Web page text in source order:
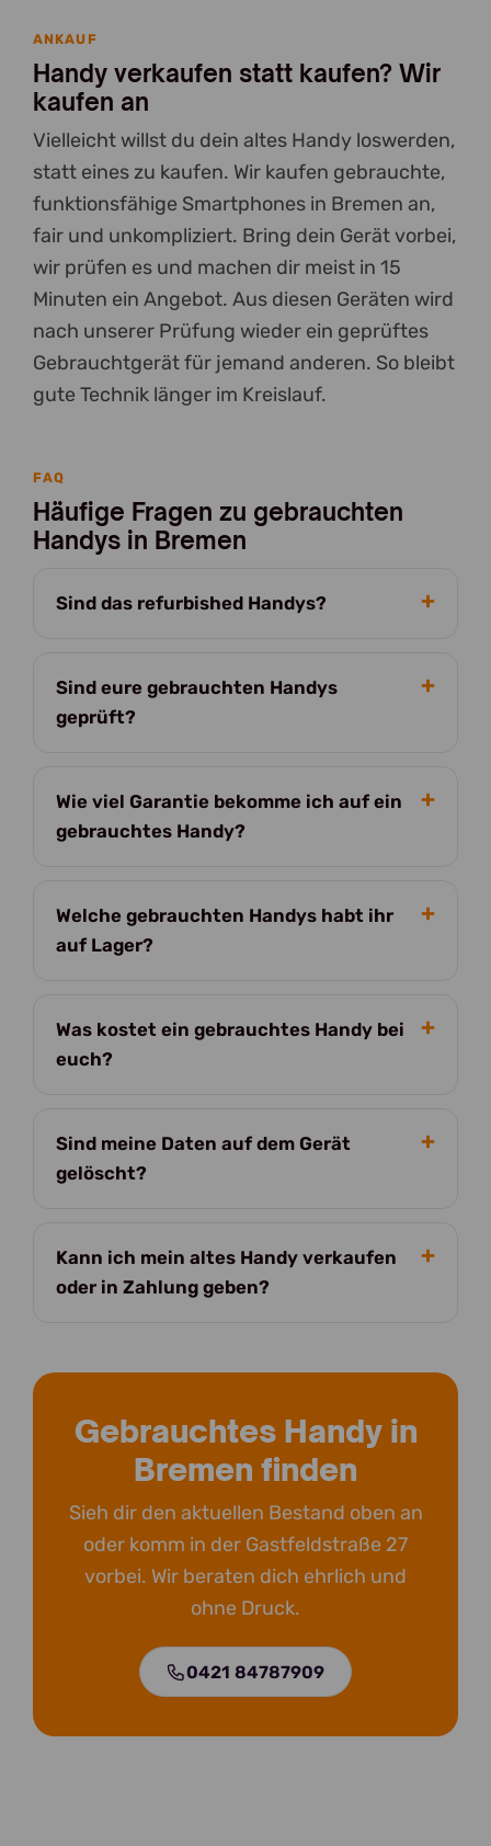
ANKAUF
Handy verkaufen statt kaufen? Wir
kaufen an
Vielleicht willst du dein altes Handy loswerden,
statt eines zu kaufen. Wir kaufen gebrauchte,
funktionsfähige Smartphones in Bremen an,
fair und unkompliziert. Bring dein Gerät vorbei,
wir prüfen es und machen dir meist in 15
Minuten ein Angebot. Aus diesen Geräten wird
nach unserer Prüfung wieder ein geprüftes
Gebrauchtgerät für jemand anderen. So bleibt
gute Technik länger im Kreislauf.
FAQ
Häufige Fragen zu gebrauchten
Handys in Bremen
Sind das refurbished Handys?
Sind eure gebrauchten Handys
geprüft?
Wie viel Garantie bekomme ich auf ein
gebrauchtes Handy?
Welche gebrauchten Handys habt ihr
auf Lager?
Was kostet ein gebrauchtes Handy bei
euch?
Sind meine Daten auf dem Gerät
gelöscht?
Kann ich mein altes Handy verkaufen
oder in Zahlung geben?
Gebrauchtes Handy in
Bremen finden
Sieh dir den aktuellen Bestand oben an
oder komm in der Gastfeldstraße 27
vorbei. Wir beraten dich ehrlich und
ohne Druck.
0421 84787909